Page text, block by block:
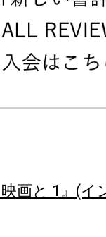
画と 1』(